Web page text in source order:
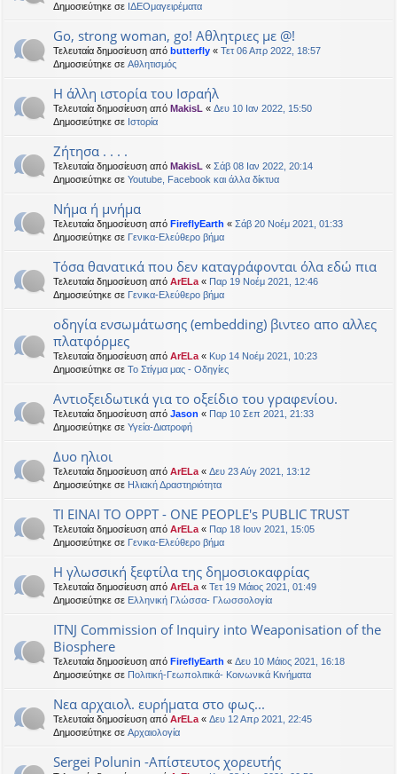
Δημοσιεύτηκε σε ΙΔΕΟμαγειρέματα
Go, strong woman, go! Αθλητριες με @!
Τελευταία δημοσίευση από butterfly « Τετ 06 Απρ 2022, 18:57
Δημοσιεύτηκε σε Αθλητισμός
Η άλλη ιστορία του Ισραήλ
Τελευταία δημοσίευση από MakisL « Δευ 10 Ιαν 2022, 15:50
Δημοσιεύτηκε σε Ιστορία
Ζήτησα . . . .
Τελευταία δημοσίευση από MakisL « Σάβ 08 Ιαν 2022, 20:14
Δημοσιεύτηκε σε Youtube, Facebook και άλλα δίκτυα
Νήμα ή μνήμα
Τελευταία δημοσίευση από FireflyEarth « Σάβ 20 Νοέμ 2021, 01:33
Δημοσιεύτηκε σε Γενικα-Ελεύθερο βήμα
Τόσα θανατικά που δεν καταγράφονται όλα εδώ πια
Τελευταία δημοσίευση από ArELa « Παρ 19 Νοέμ 2021, 12:46
Δημοσιεύτηκε σε Γενικα-Ελεύθερο βήμα
οδηγία ενσωμάτωσης (embedding) βιντεο απο αλλες
πλατφόρμες
Τελευταία δημοσίευση από ArELa « Κυρ 14 Νοέμ 2021, 10:23
Δημοσιεύτηκε σε Το Στίγμα μας - Οδηγίες
Αντιοξειδωτικά για το οξείδιο του γραφενίου.
Τελευταία δημοσίευση από Jason « Παρ 10 Σεπ 2021, 21:33
Δημοσιεύτηκε σε Υγεία-Διατροφή
Δυο ηλιοι
Τελευταία δημοσίευση από ArELa « Δευ 23 Αύγ 2021, 13:12
Δημοσιεύτηκε σε Ηλιακή Δραστηριότητα
ΤΙ ΕΙΝΑΙ ΤΟ OPPT - ONE PEOPLE's PUBLIC TRUST
Τελευταία δημοσίευση από ArELa « Παρ 18 Ιουν 2021, 15:05
Δημοσιεύτηκε σε Γενικα-Ελεύθερο βήμα
Η γλωσσική ξεφτίλα της δημοσιοκαφρίας
Τελευταία δημοσίευση από ArELa « Τετ 19 Μάιος 2021, 01:49
Δημοσιεύτηκε σε Ελληνική Γλώσσα- Γλωσσολογία
ITNJ Commission of Inquiry into Weaponisation of the
Biosphere
Τελευταία δημοσίευση από FireflyEarth « Δευ 10 Μάιος 2021, 16:18
Δημοσιεύτηκε σε Πολιτική-Γεωπολιτικά- Κοινωνικά Κινήματα
Νεα αρχαιολ. ευρήματα στο φως...
Τελευταία δημοσίευση από ArELa « Δευ 12 Απρ 2021, 22:45
Δημοσιεύτηκε σε Αρχαιολογία
Sergei Polunin -Απίστευτος χορευτής